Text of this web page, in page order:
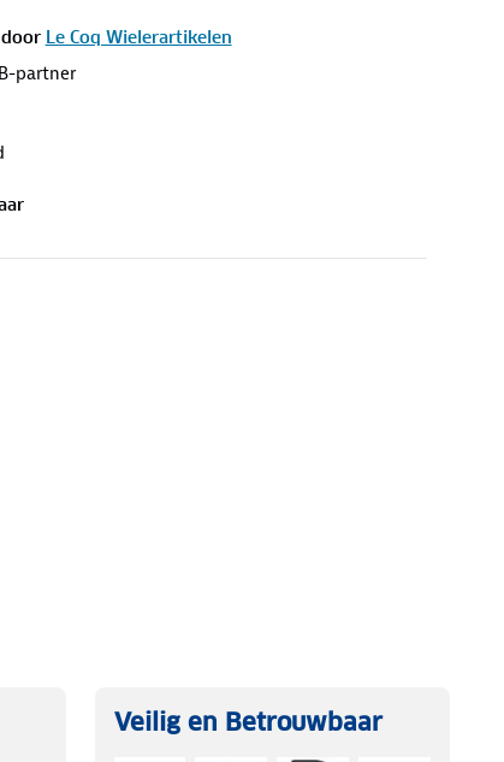
Le Coq Wielerartikelen
partner
Veilig en Betrouwbaar